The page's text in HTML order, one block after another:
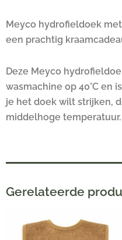
Meyco hydrofieldoek
een prachtig
Deze Meyco
wasmachine op 40°C en
je het doek wilt strijken,
middelhoge temperatuur.
Gerelateerde